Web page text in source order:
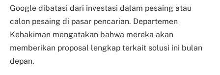
Google dibatasi dari investasi dalam pesaing atau
calon pesaing di pasar pencarian. Departemen
Kehakiman mengatakan bahwa mereka akan
memberikan proposal lengkap terkait solusi ini bulan
depan.